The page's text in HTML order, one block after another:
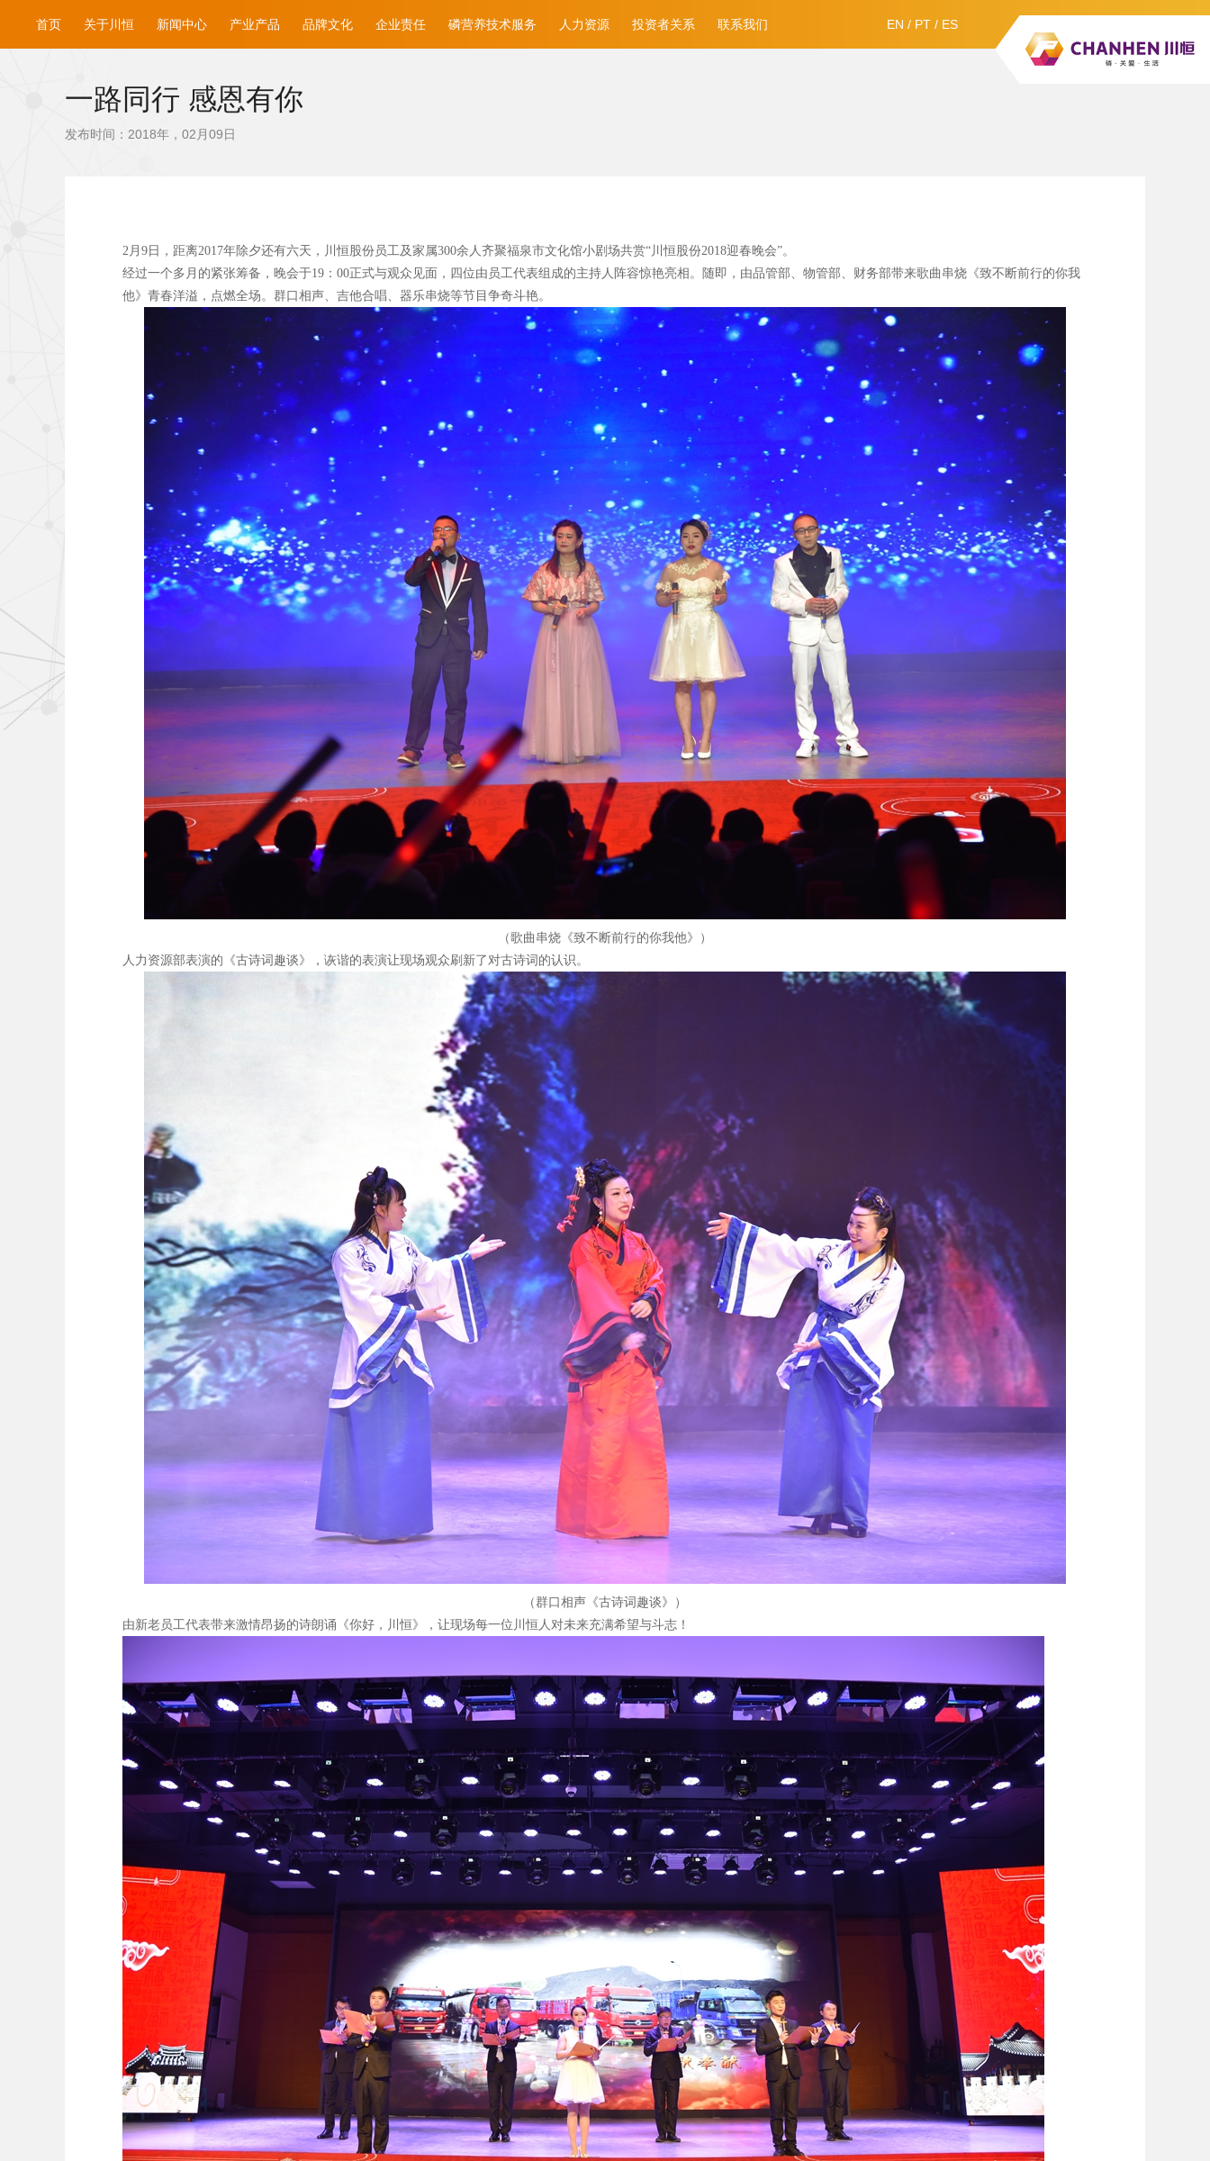
EN / PT / ES
首页 关于川恒 新闻中心 产业产品 品牌文化 企业责任 磷营养技术服务 人力资源 投资者关系 联系我们
一路同行 感恩有你
发布时间：2018年，02月09日
2月9 日，距离2017年除夕还有六天，川恒股份员工及家属300余人齐聚福泉市文化馆小剧场共赏“川恒股份2018迎春晚会”。
经过一个多月的紧张筹备，晚会于19 ：00正式与观众见面，四位由员工代表组成的主持人阵容惊艳亮相。随即，由品管部、物管部、财务部带来歌曲串烧《致不断前行的你我
他》青春洋溢，点燃全场。群口相声、吉他合唱、器乐串烧等节目争奇斗艳。
（歌曲串烧《致不断前行的你我他》）
人力资源部表演的《古诗词趣谈》，诙谐的表演让现场观众刷新了对古诗词的认识。
（群口相声《古诗词趣谈》）
由新老员工代表带来激情昂扬的诗朗诵《你好，川恒》，让现场每一位川恒人对未来充满希望与斗志！